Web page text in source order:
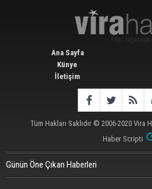
Ana Sayfa
Künye
İletişim
Tüm Hakları Saklıdır © 2006-2020 Vira
Haber Scripti
Günün Öne Çıkan Haberleri